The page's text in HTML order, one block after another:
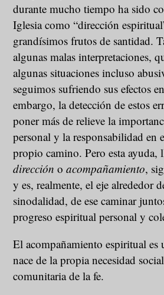
durante mucho tiempo ha sido
Iglesia como “dirección
grandísimos frutos de santidad.
algunas malas interpretaciones,
algunas situaciones incluso
seguimos sufriendo sus efectos
embargo, la detección de estos
poner más de relieve la
personal y la responsabilidad en
propio camino. Pero esta ayuda,
dirección oacompañamiento,
y es, realmente, el eje alrededor
sinodalidad, de ese caminar
progreso espiritual personal y
El acompañamiento espiritual es
nace de la propia necesidad
comunitaria de la fe.